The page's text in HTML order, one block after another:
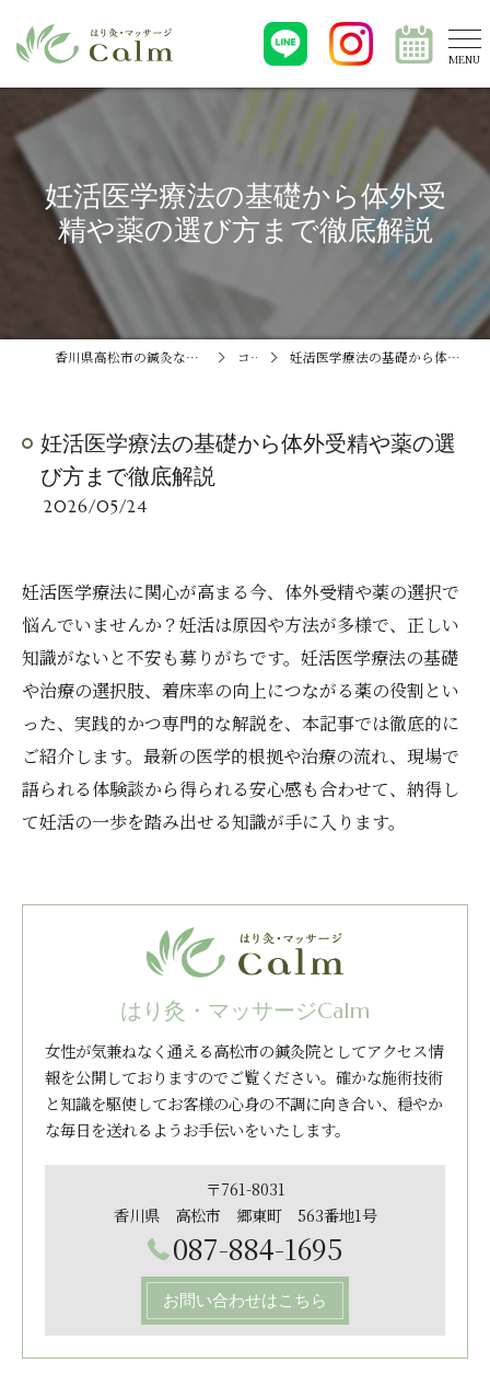
妊活医学療法の基礎から体外受
精や薬の選び方まで徹底解説
香川県高松市の鍼灸ならはり灸・マッサージCalm コラム 妊活医学療法の基礎から体外受精や薬の選び方まで徹底解説
妊活医学療法の基礎から体外受精や薬の選
び方まで徹底解説
2026/05/24
妊活医学療法に関心が高まる今、体外受精や薬の選択で
悩んでいませんか？妊活は原因や方法が多様で、正しい
知識がないと不安も募りがちです。妊活医学療法の基礎
や治療の選択肢、着床率の向上につながる薬の役割とい
った、実践的かつ専門的な解説を、本記事では徹底的に
ご紹介します。最新の医学的根拠や治療の流れ、現場で
語られる体験談から得られる安心感も合わせて、納得し
て妊活の一歩を踏み出せる知識が手に入ります。
はり灸・マッサージCalm
女性が気兼ねなく通える高松市の鍼灸院としてアクセス情
報を公開しておりますのでご覧ください。確かな施術技術
と知識を駆使してお客様の心身の不調に向き合い、穏やか
な毎日を送れるようお手伝いをいたします。
〒761-8031
香川県 高松市 郷東町 563番地1号
087-884-1695
お問い合わせはこちら